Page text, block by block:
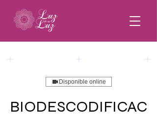
Disponible online
BIODESCODIFICAC